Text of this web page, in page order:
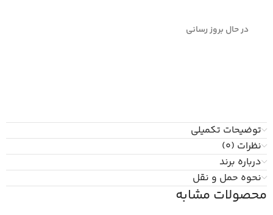
در حال بروز رسانی
توضیحات تکمیلی
نظرات (0)
درباره برند
نحوه حمل و نقل
محصولات مشابه